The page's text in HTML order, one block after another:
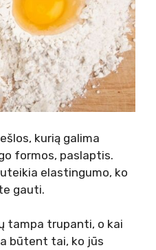
kurią galima
formos, paslaptis.
elastingumo, ko
gauti.
tampa trupanti, o kai
būtent tai, ko jūs